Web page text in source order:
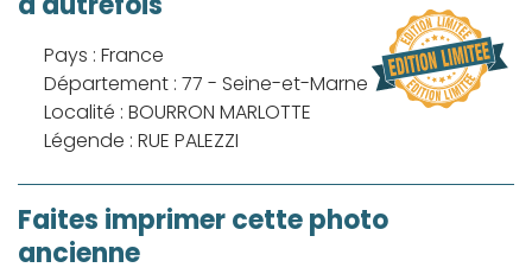
Pays : France
Département : 77 - Seine-et-Marne
Localité : BOURRON MARLOTTE
Légende : RUE PALEZZI
Faites imprimer cette photo
ancienne